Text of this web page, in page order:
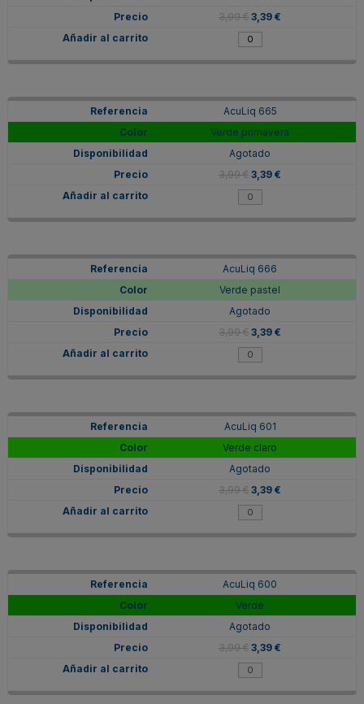
3,99 € 3,39 €
AcuLiq 665
Verde primavera
Agotado
3,99 € 3,39 €
AcuLiq 666
Verde pastel
Agotado
3,99 € 3,39 €
AcuLiq 601
Verde claro
Agotado
3,99 € 3,39 €
AcuLiq 600
Verde
Agotado
3,99 € 3,39 €